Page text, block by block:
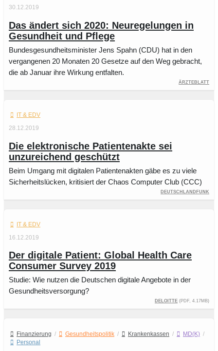
30.12.2019
Das ändert sich 2020: Neuregelungen in
Gesundheit und Pflege
Bun­des­ge­sund­heits­mi­nis­ter Jens Spahn (CDU) hat in den
vergangenen 20 Mona­ten 20 Gesetze auf den Weg gebracht,
die ab Januar ihre Wirkung entfalten.
Ärzteblatt
IT & EDV
28.12.2019
Die elektronische Patientenakte sei
unzureichend geschützt
Beim Umgang mit digitalen Patientenakten gäbe es zu viele
Sicherheitslücken, kritisiert der Chaos Computer Club (CCC)
Deutschlandfunk
IT & EDV
16.12.2019
Der digitale Patient: Global Health Care
Consumer Survey 2019
Studie: Wie nutzen die Deutschen digitale Angebote in der
Gesundheitsversorgung?
Deloitte (PDF, 4.17MB)
Finanzierung / Gesundheitspolitik / Krankenkassen / MD(K) /
Personal